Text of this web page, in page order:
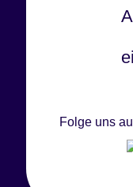
Folge uns